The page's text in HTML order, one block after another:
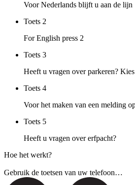
Voor Nederlands blijft u aan de lijn
Toets 2
For English press 2
Toets 3
Heeft u vragen over parkeren?
Toets 4
Voor het maken van een melding
Toets 5
Heeft u vragen over erfpacht?
Hoe het werkt?
Gebruik de toetsen van uw telefoon…